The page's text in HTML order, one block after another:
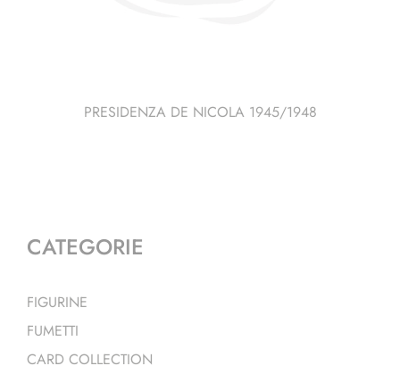
PRESIDENZA DE NICOLA 1945/1948
CATEGORIE
FIGURINE
FUMETTI
CARD COLLECTION